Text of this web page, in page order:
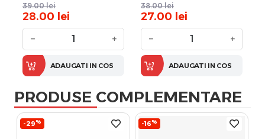
39.00 lei
28.00 lei
− +
ADAUGATI IN COS
38.00 lei
27.00 lei
− +
ADAUGATI IN COS
PRODUSE COMPLEMENTARE
-29% -16%